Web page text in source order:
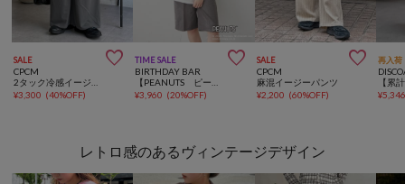
SALE 
CPCM
¥3,300 (40%OFF)
TIME SALE 
BIRTHDAY BAR
¥3,960 (20%OFF)
SALE 
CPCM
麻混イージーパンツ
¥2,200 (60%OFF)
再入荷
¥
レトロ感のあるヴィンテージデザイン